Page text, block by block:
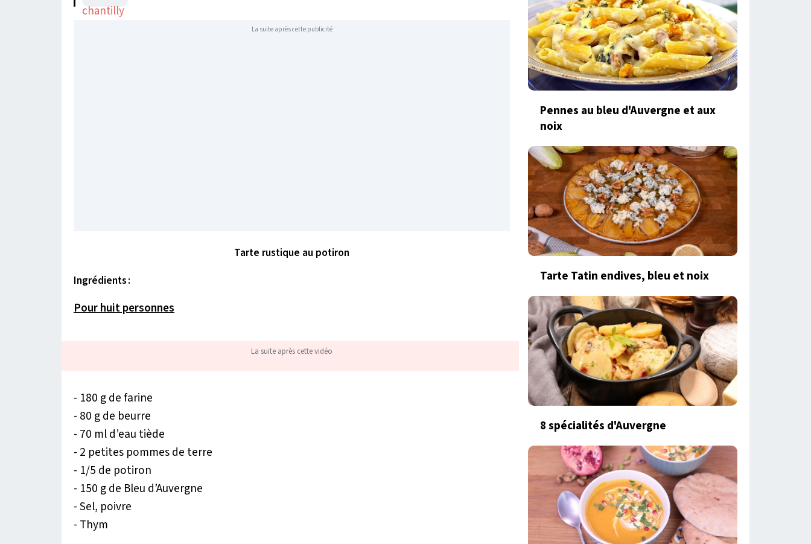
La suite après cette publicité
Tarte rustique au potiron
Ingrédients :
Pour huit personnes
La suite après cette vidéo
- 180 g de farine
- 80 g de beurre
- 70 ml d’eau tiède
- 2 petites pommes de terre
- 1/5 de potiron
- 150 g de Bleu d’Auvergne
- Sel, poivre
- Thym
Pennes au bleu d'Auvergne et aux
noix
Tarte Tatin endives, bleu et noix
8 spécialités d'Auvergne